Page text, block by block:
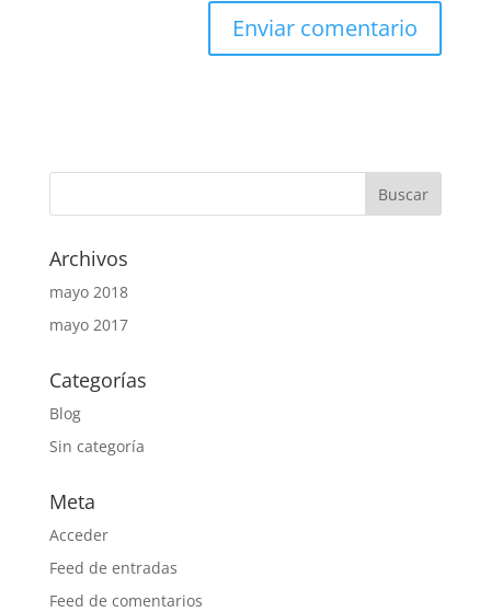
Archivos
mayo 2018
mayo 2017
Categorías
Blog
Sin categoría
Meta
Acceder
Feed de entradas
Feed de comentarios